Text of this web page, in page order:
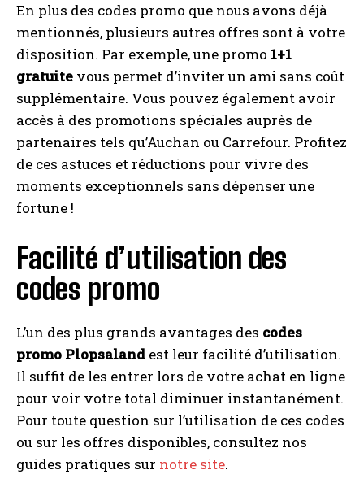
En plus des codes promo que nous avons déjà
mentionnés, plusieurs autres offres sont à votre
disposition. Par exemple, une promo 1+1
gratuite vous permet d’inviter un ami sans coût
supplémentaire. Vous pouvez également avoir
accès à des promotions spéciales auprès de
partenaires tels qu’Auchan ou Carrefour. Profitez
de ces astuces et réductions pour vivre des
moments exceptionnels sans dépenser une
fortune !
Facilité d’utilisation des
codes promo
L’un des plus grands avantages des codes
promo Plopsaland est leur facilité d’utilisation.
Il suffit de les entrer lors de votre achat en ligne
pour voir votre total diminuer instantanément.
Pour toute question sur l’utilisation de ces codes
ou sur les offres disponibles, consultez nos
guides pratiques sur notre site.